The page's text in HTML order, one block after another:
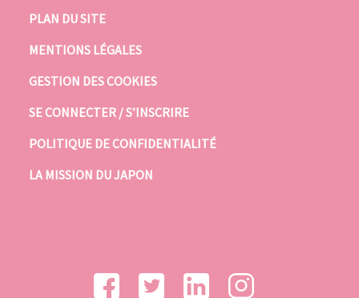
PLAN DU SITE
MENTIONS LÉGALES
GESTION DES COOKIES
SE CONNECTER / S’INSCRIRE
POLITIQUE DE CONFIDENTIALITÉ
LA MISSION DU JAPON